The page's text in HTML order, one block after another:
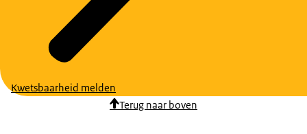
Kwetsbaarheid melden
Terug naar boven